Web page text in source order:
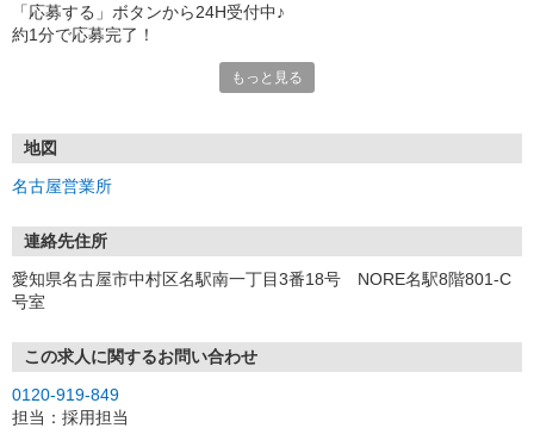
「応募する」ボタンから24H受付中♪
約1分で応募完了！
①応募から3営業日を目安に、メールorお電話でご連絡します。
★スマホでWEB面接（LINEなど）・出張面接・事務所面接と選べま
す
③面接実施（履歴書不要）
④勤務開始（スタート日は応相談）
お気軽にご応募ください♪
もっと見る
地図
名古屋営業所
連絡先住所
愛知県名古屋市中村区名駅南一丁目3番18号 NORE名駅8階801-C
号室
この求人に関するお問い合わせ
0120-919-849
担当：採用担当